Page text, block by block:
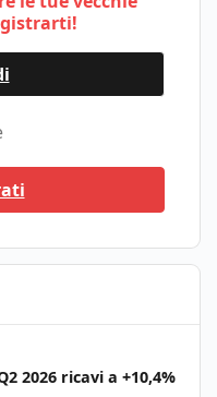
2026 ricavi a +10,4%